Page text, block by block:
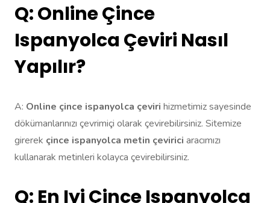
Q: Online Çince
Ispanyolca Çeviri Nasıl
Yapılır?
A: Online çince ispanyolca çeviri hizmetimiz sayesinde
dökümanlarınızı çevrimiçi olarak çevirebilirsiniz. Sitemize
girerek çince ispanyolca metin çevirici aracımızı
kullanarak metinleri kolayca çevirebilirsiniz.
Q: En Iyi Çince Ispanyolca